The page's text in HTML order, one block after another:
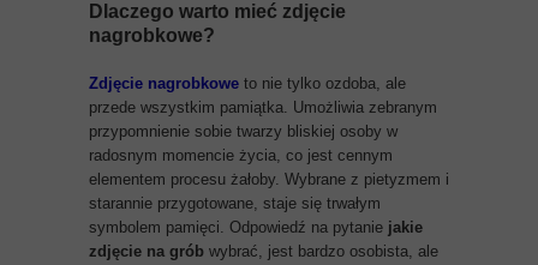
Dlaczego warto mieć zdjęcie
nagrobkowe?
Zdjęcie nagrobkowe to nie tylko ozdoba, ale
przede wszystkim pamiątka. Umożliwia zebranym
przypomnienie sobie twarzy bliskiej osoby w
radosnym momencie życia, co jest cennym
elementem procesu żałoby. Wybrane z pietyzmem i
starannie przygotowane, staje się trwałym
symbolem pamięci. Odpowiedź na pytanie jakie
zdjęcie na grób wybrać, jest bardzo osobista, ale